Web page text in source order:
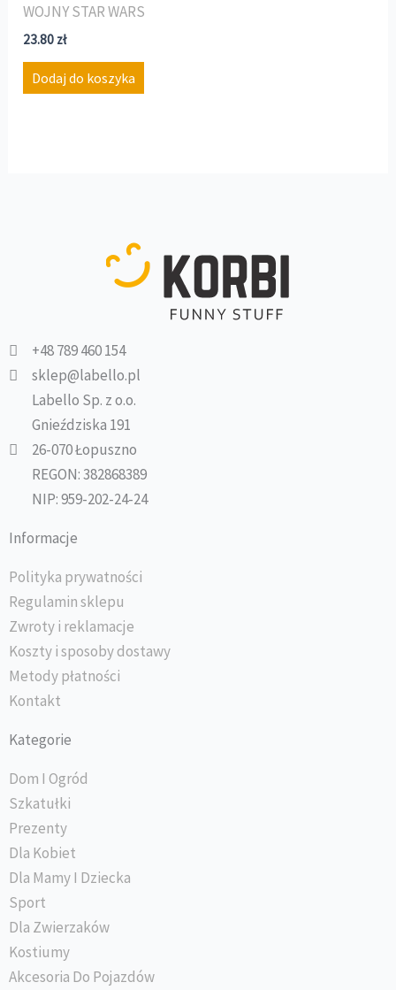
WOJNY STAR WARS
23.80 zł
Dodaj do koszyka
+48 789 460 154
sklep@labello.pl
Labello Sp. z o.o.
Gnieździska 191
26-070 Łopuszno
REGON: 382868389
NIP: 959-202-24-24
Informacje
Polityka prywatności
Regulamin sklepu
Zwroty i reklamacje
Koszty i sposoby dostawy
Metody płatności
Kontakt
Kategorie
Dom I Ogród
Szkatułki
Prezenty
Dla Kobiet
Dla Mamy I Dziecka
Sport
Dla Zwierzaków
Kostiumy
Akcesoria Do Pojazdów